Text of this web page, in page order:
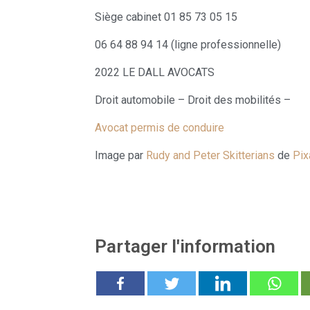
Siège cabinet 01 85 73 05 15
06 64 88 94 14 (ligne professionnelle)
2022 LE DALL AVOCATS
Droit automobile – Droit des mobilités –
Avocat permis de conduire
Image par Rudy and Peter Skitterians de
Partager l'information